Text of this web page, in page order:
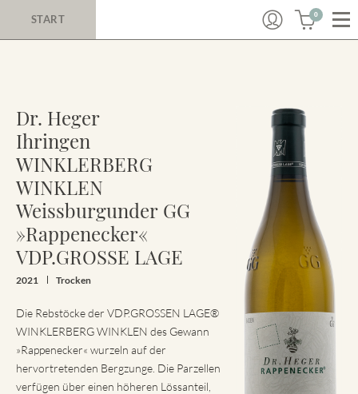
START 0
Dr. Heger
Ihringen
WINKLERBERG
WINKLEN
Weissburgunder GG
»Rappenecker«
VDP.GROSSE LAGE
2021 Trocken
Die Rebstöcke der VDP.GROSSEN LAGE®
WINKLERBERG WINKLEN des Gewann
»Rappenecker« wurzeln auf der
hervortretenden Bergzunge. Die Parzellen
verfügen über einen höheren Lössanteil,